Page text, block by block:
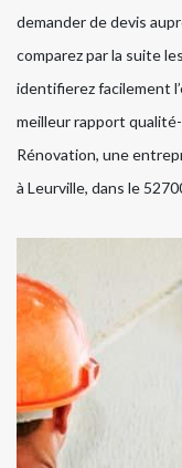
demander de devis
comparez par la suite
identifierez facilement
meilleur rapport
Rénovation, une
à Leurville, dans le